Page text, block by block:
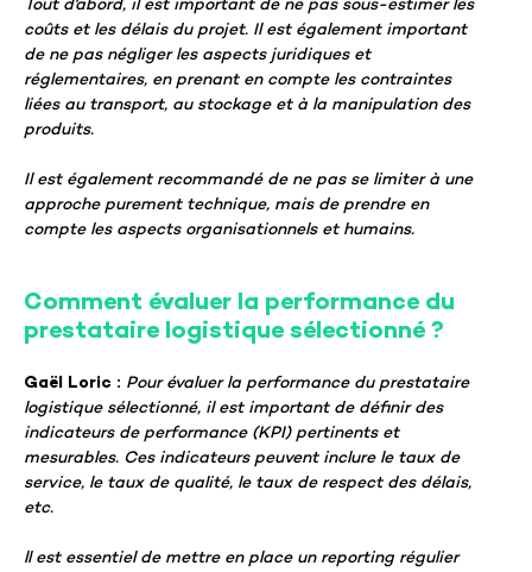
Tout d'abord, il est important de ne pas sous-estimer les
coûts et les délais du projet. Il est également important
de ne pas négliger les aspects juridiques et
réglementaires, en prenant en compte les contraintes
liées au transport, au stockage et à la manipulation des
produits.
Il est également recommandé de ne pas se limiter à une
approche purement technique, mais de prendre en
compte les aspects organisationnels et humains.
Comment évaluer la performance du
prestataire logistique sélectionné ?
Gaël Loric : Pour évaluer la performance du prestataire
logistique sélectionné, il est important de définir des
indicateurs de performance (KPI) pertinents et
mesurables. Ces indicateurs peuvent inclure le taux de
service, le taux de qualité, le taux de respect des délais,
etc.
ll est essentiel de mettre en place un reporting régulier